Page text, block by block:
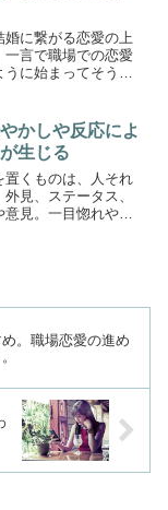
に繋がる恋愛の上
一言で職場での恋愛
に始まってそうな
に顔を合わせてるう
心惹か...
かしや反応によ
生じる
置くものは、人それ
見、ステータス、
見。一目惚れや、
。職場恋愛の進め